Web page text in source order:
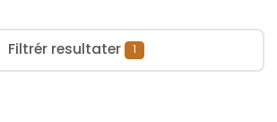
Filtrér resultater 1